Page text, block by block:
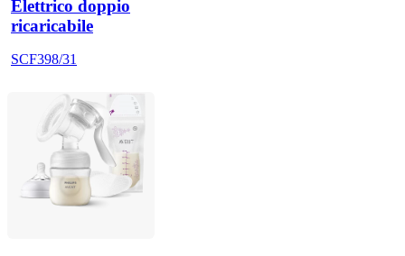
Elettrico doppio
ricaricabile
SCF398/31